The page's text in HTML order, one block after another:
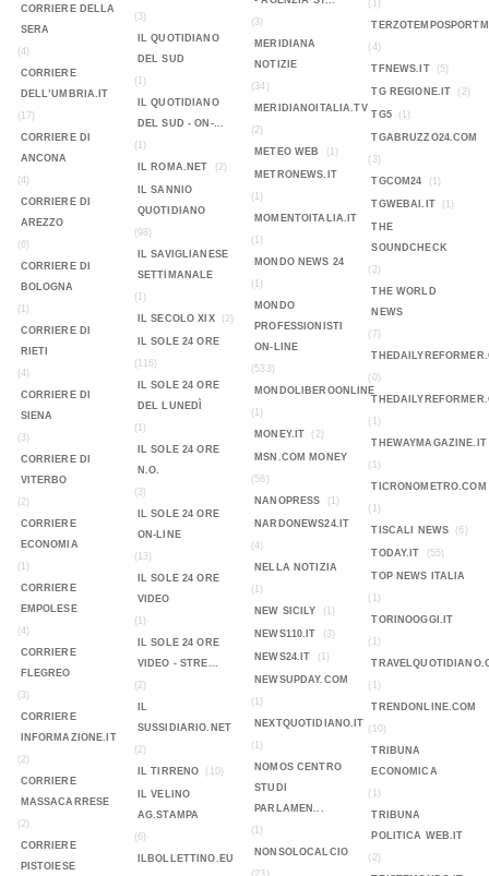
CORRIERE DELLA
SERA
(4)
CORRIERE
DELL’UMBRIA.IT
(17)
CORRIERE DI
ANCONA
(4)
CORRIERE DI
AREZZO
(6)
CORRIERE DI
BOLOGNA
(1)
CORRIERE DI
RIETI
(4)
CORRIERE DI
SIENA
(3)
CORRIERE DI
VITERBO
(2)
CORRIERE
ECONOMIA
(1)
CORRIERE
EMPOLESE
(4)
CORRIERE
FLEGREO
(3)
CORRIERE
INFORMAZIONE.IT
(2)
CORRIERE
MASSACARRESE
(2)
CORRIERE
PISTOIESE
(3)
IL QUOTIDIANO
DEL SUD
(1)
IL QUOTIDIANO
DEL SUD - ON-...
(1)
IL ROMA.NET
(2)
IL SANNIO
QUOTIDIANO
(98)
IL SAVIGLIANESE
SETTIMANALE
(1)
IL SECOLO XIX
(2)
IL SOLE 24 ORE
(116)
IL SOLE 24 ORE
DEL LUNEDÌ
(1)
IL SOLE 24 ORE
N.O.
(3)
IL SOLE 24 ORE
ON-LINE
(13)
IL SOLE 24 ORE
VIDEO
(1)
IL SOLE 24 ORE
VIDEO - STRE...
(2)
IL
SUSSIDIARIO.NET
(2)
IL TIRRENO
(10)
IL VELINO
AG.STAMPA
(6)
ILBOLLETTINO.EU
(3)
MERIDIANA
NOTIZIE
(34)
MERIDIANOITALIA.TV
(2)
METEO WEB
(1)
METRONEWS.IT
(1)
MOMENTOITALIA.IT
(1)
MONDO NEWS 24
(1)
MONDO
PROFESSIONISTI
ON-LINE
(533)
MONDOLIBEROONLINE
(1)
MONEY.IT
(2)
MSN.COM MONEY
(58)
NANOPRESS
(1)
NARDONEWS24.IT
(4)
NELLA NOTIZIA
(1)
NEW SICILY
(1)
NEWS110.IT (3)
NEWS24.IT (1)
NEWSUPDAY.COM
(1)
NEXTQUOTIDIANO.IT
(1)
NOMOS CENTRO
STUDI
PARLAMEN...
(1)
NONSOLOCALCIO
(1)
(4)
TFNEWS.IT
(5)
TG REGIONE.IT (2)
TG5 (1)
TGABRUZZO24.COM
(3)
TGCOM24
(1)
TGWEBAI.IT (1)
THE
SOUNDCHECK
(2)
THE WORLD
NEWS
(7)
(0)
(1)
THEWAYMAGAZINE.IT
(1)
TICRONOMETRO.COM
(1)
TISCALI NEWS
(6)
TODAY.IT (55)
TOP NEWS ITALIA
(1)
TORINOOGGI.IT
(1)
(1)
TRENDONLINE.COM
(10)
TRIBUNA
ECONOMICA
(1)
TRIBUNA
POLITICA WEB.IT
(2)